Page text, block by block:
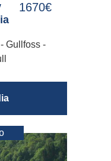
1670€
Gullfoss -